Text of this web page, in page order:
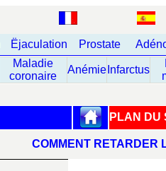
Ëjaculation Prostate
Maladie
coronaire
Anémie Infarctus
PLAN DU
COMMENT